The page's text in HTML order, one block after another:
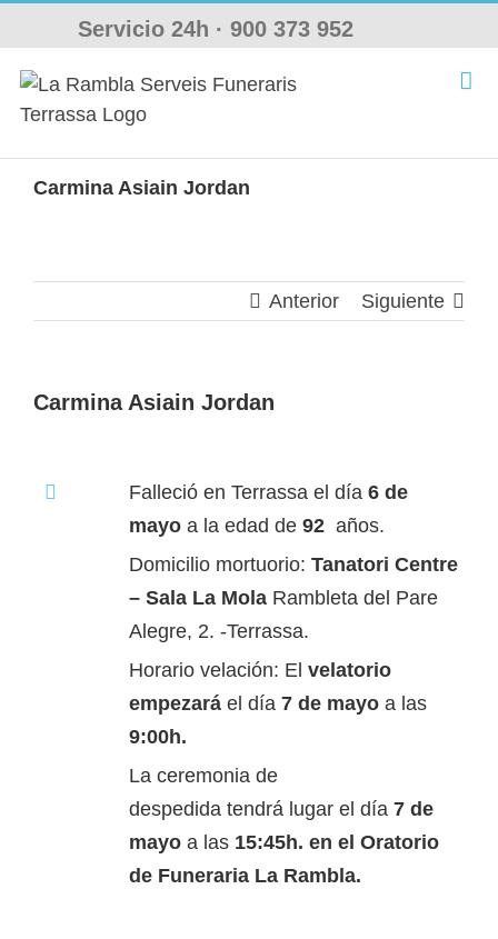
al
contenido
Servicio 24h ·900 373 952
Carmina Asiain Jordan
Anterior Siguiente
Carmina Asiain Jordan
Falleció en Terrassa el día6 de
mayoa la edad de 92años.
Domicilio mortuorio:Tanatori Centre
– Sala La Mola Rambleta del Pare
Alegre, 2. -Terrassa.
Horario velación: El velatorio
empezará el día 7 de mayoa las
9:00h.
La ceremonia de
despedida tendrá lugar el día 7 de
mayoa las 15:45h. en el Oratorio
de Funeraria La Rambla.